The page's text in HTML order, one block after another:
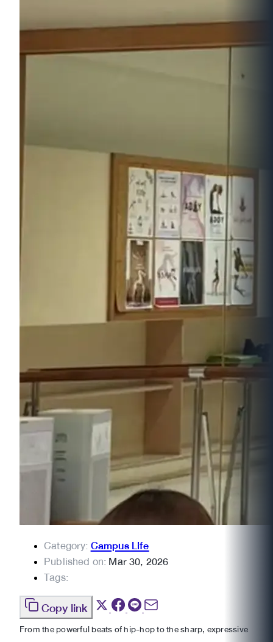
Category:Campus Life
Published on:Mar 30, 2026
Tags:
Copy link
From the powerful beats of hip-hop to the sharp, expressive